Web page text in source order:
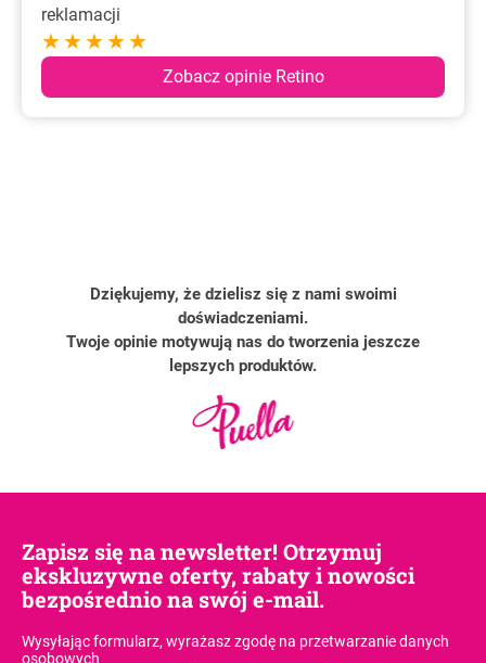
reklamacji
★★★★★
Zobacz opinie Retino
Dziękujemy, że dzielisz się z nami swoimi
doświadczeniami.
Twoje opinie motywują nas do tworzenia jeszcze
lepszych produktów.
Zapisz się na newsletter! Otrzymuj
ekskluzywne oferty, rabaty i nowości
bezpośrednio na swój e-mail.
Wysyłając formularz, wyrażasz zgodę na przetwarzanie danych
osobowych